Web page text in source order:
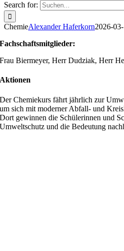
Search for:
ChemieAlexander Haferkorn2026-
Fachschaftsmitglieder:
Frau Biermeyer, Herr Dudziak, Herr
Aktionen
Der Chemiekurs fährt jährlich zur
um sich mit moderner Abfall- und
Dort gewinnen die Schülerinnen und
Umweltschutz und die Bedeutung